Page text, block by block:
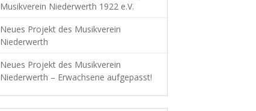
Musikverein Niederwerth 1922 e.V.
Neues Projekt des Musikverein
Niederwerth
Neues Projekt des Musikverein
Niederwerth – Erwachsene aufgepasst!